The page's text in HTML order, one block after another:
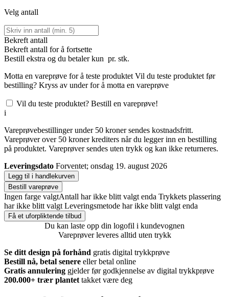
Velg antall
Bekreft antall
Bekreft antall for å fortsette
Bestill ekstra og du betaler kun pr. stk.
Motta en vareprøve for å teste produktet Vil du teste produktet før
bestilling? Kryss av under for å motta en vareprøve
Vil du teste produktet? Bestill en vareprøve!
i
Vareprøvebestillinger under 50 kroner sendes kostnadsfritt.
Vareprøver over 50 kroner krediters når du legger inn en bestilling
på produktet. Vareprøver sendes uten trykk og kan ikke returneres.
Leveringsdato Forventet; onsdag 19. august 2026
Legg til i handlekurven
Bestill vareprøve
Ingen farge valgtAntall har ikke blitt valgt enda Trykkets plassering
har ikke blitt valgt Leveringsmetode har ikke blitt valgt enda
Få et uforpliktende tilbud
Du kan laste opp din logofil i kundevognen
Vareprøver leveres alltid uten trykk
Se ditt design på forhånd gratis digital trykkprøve
Bestill nå, betal senere eller betal online
Gratis annulering gjelder før godkjennelse av digital trykkprøve
200.000+ trær plantet takket være deg